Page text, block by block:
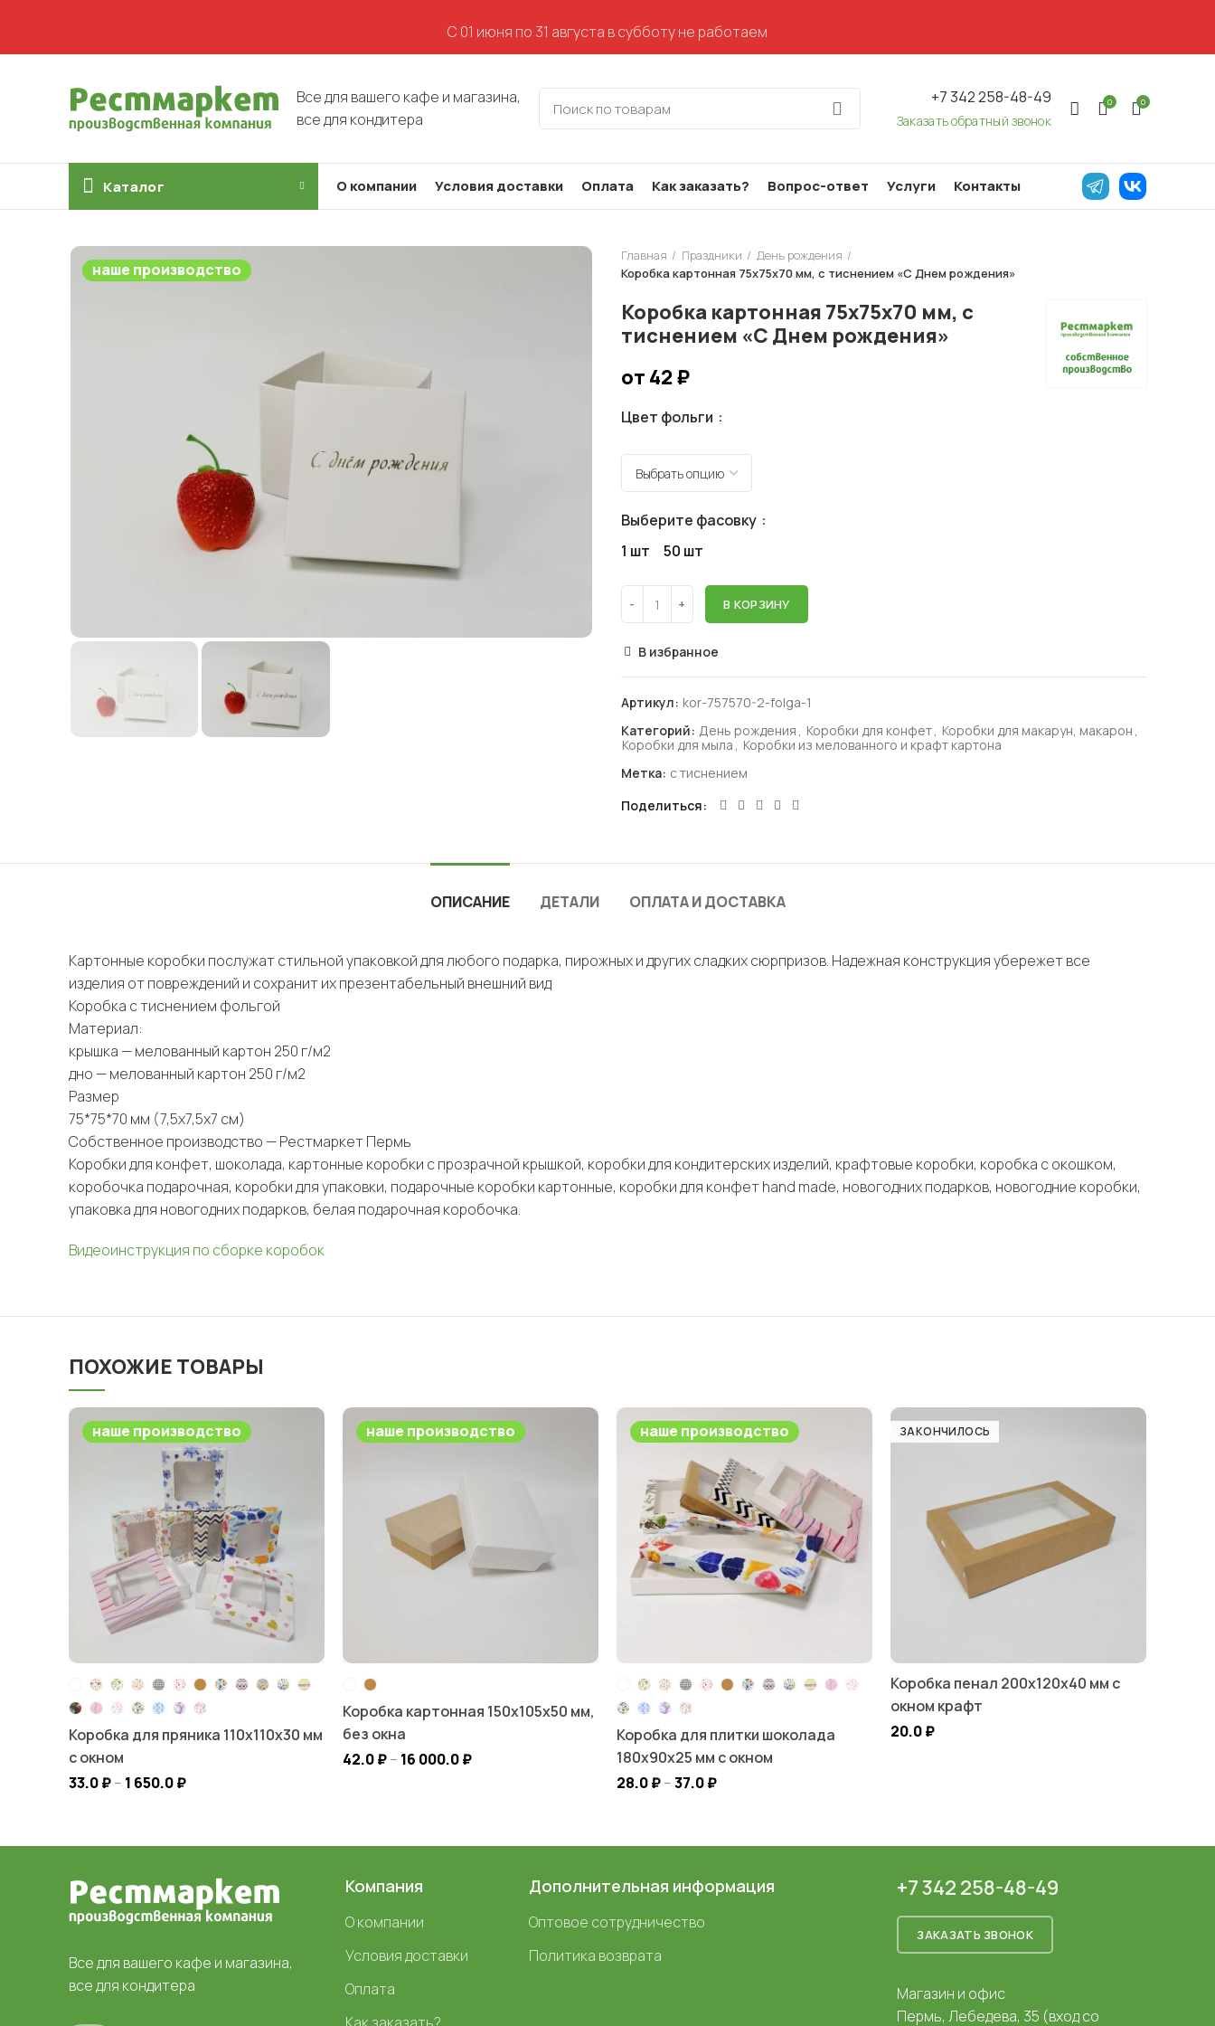
Все для вашего кафе и магазина,
все для кондитера
+7 342 258-48-49
Заказать обратный звонок
0 0
Каталог О компании Условия доставки Оплата Как заказать? Вопрос-ответ Услуги Контакты
наше производство
Главная Праздники
День рождения
Коробка картонная 75х75х70 мм, с тиснением «С Днем рождения»
Коробка картонная 75х75х70 мм, с
тиснением «С Днем рождения»
от 42₽
Цвет фольги
Выберите фасовку
1 шт
50 шт
В КОРЗИНУ
В избранное
Артикул: kor-757570-2-folga-1
Категорий: День рождения , Коробки для конфет, Коробки для макарун, макарон ,
Коробки для мыла , Коробки из мелованного и крафт картона
Метка: с тиснением
Поделиться
ОПИСАНИЕ ДЕТАЛИ ОПЛАТА И ДОСТАВКА
Картонные коробки послужат стильной упаковкой для любого подарка, пирожных и других сладких сюрпризов. Надежная конструкция убережет все
изделия от повреждений и сохранит их презентабельный внешний вид
Коробка с тиснением фольгой
Материал:
крышка — мелованный картон 250 г/м2
дно — мелованный картон 250 г/м2
Размер
75*75*70 мм (7,5х7,5х7 см)
Собственное производство — Рестмаркет Пермь
Коробки для конфет, шоколада, картонные коробки с прозрачной крышкой, коробки для кондитерских изделий, крафтовые коробки, коробка с окошком,
коробочка подарочная, коробки для упаковки, подарочные коробки картонные, коробки для конфет hand made, новогодних подарков, новогодние коробки,
упаковка для новогодних подарков, белая подарочная коробочка.
Видеоинструкция по сборке коробок
ПОХОЖИЕ ТОВАРЫ
наше производство
Коробка для пряника 110х110х30 мм
с окном
33.0₽– 1 650.0₽
наше производство
Коробка картонная 150х105х50 мм,
без окна
42.0₽– 16 000.0₽
наше производство
Коробка для плитки шоколада
180х90х25 мм с окном
28.0₽–37.0₽
ЗАКОНЧИЛОСЬ
Коробка пенал 200х120х40 мм с
окном крафт
20.0₽
Все для вашего кафе и магазина,
все для кондитера
Компания
О компании
Условия доставки
Оплата
Дополнительная информация
Оптовое сотрудничество
Политика возврата
+7 342 258-48-49
ЗАКАЗАТЬ ЗВОНОК
Магазин и офис
Пермь, Лебедева, 35 (вход со
С 01 июня по 31 августа в субботу не работаем